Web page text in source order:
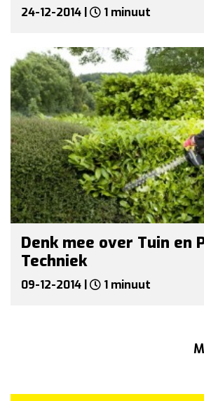
24-12-2014 | 1 minuut
Denk mee over Tuin en
Techniek
09-12-2014 | 1 minuut